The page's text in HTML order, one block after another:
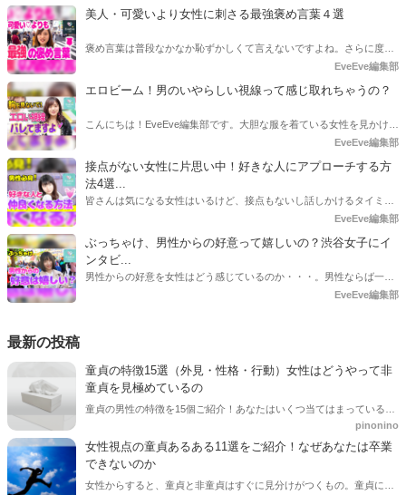
てやっぱり恋愛だと思うんですね！けど、恋愛って盛り上がって話し
てるとだんだん下の方になってきて、そこで言った一言で大撃沈。な
んてこともあると思います。特に男性と女性の恋愛観ってある程度違
り上がるのに対し、女性は結構鋭く「この男性の性癖嫌だった」とか
真剣にHについて考えてると思います。
美人・可愛いより女性に刺さる最強褒め言葉４選
褒め言葉は普段なかなか恥ずかしくて言えないですよね。さらに度が
過ぎた褒め言葉や心がこもっていないと逆にマイナスイメージになり
かねません。そこで世の男性の多くが「可愛い」のような定番褒め音
葉を使う中、この記事を読んで最強褒め言葉を習得して一歩リードし
EveEve編集部
エロビーム！男のいやらしい視線って感じ取れちゃうの？
こんにちは！EveEve編集部です。大胆な服を着ている女性を見かけた
時、男ならばつい目が行ってしまいますよね。意識して見たわけでも
ないのに、女性に嫌がられてしまったなんて方もいらっしゃるかと思
います。そこで今回は、女性は男性のいやらしい視線を実際感じてい
るのかどうかを調べて来ました！
EveEve編集部
接点がない女性に片思い中！好きな人にアプローチする方
法4選...
皆さんは気になる女性はいるけど、接点もないし話しかけるタイミン
グもわからないからいつも遠くで見てるだけ…という経験はありませ
んか？全く関わりのない女性にアプローチするのは緊張するし、どう
すればいいかわからないと思ってしまいますよね。そこで今回は、接
点がない女性にアプローチする方法をインタビューしてきました！
EveEve編集部
ぶっちゃけ、男性からの好意って嬉しいの？渋谷女子にイ
ンタビ...
男性からの好意を女性はどう感じているのか・・・。男性ならば一度
は気になったことがあるはず。そこで直接、渋谷女子にインタビュー
EveEve編集部
最新の投稿
童貞の特徴15選（外見・性格・行動）女性はどうやって非
童貞を見極めているの
童貞の男性の特徴を15個ご紹介！あなたはいくつ当てはまっているの
でしょうか？また、女性が童貞と非童貞をどうやって見極めている方
法を解説します。
pinonino
女性視点の童貞あるある11選をご紹介！なぜあなたは卒業
できないのか
女性からすると、童貞と非童貞はすぐに見分けがつくもの。童貞には